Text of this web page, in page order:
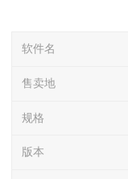
软件名
售卖地
规格
版本